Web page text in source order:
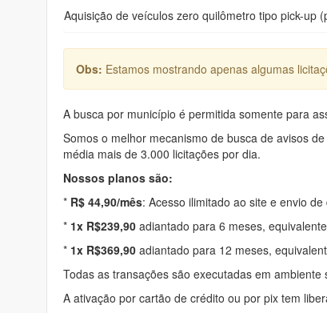
Aquisição de veículos zero quilômetro tipo pick-up
Obs: Estamos mostrando apenas algumas
A busca por município é permitida somente para
Somos o melhor mecanismo de busca de avisos
média mais de 3.000 licitações por dia.
Nossos planos são:
* R$ 44,90/mês: Acesso ilimitado ao site e envio
* 1x R$239,90 adiantado para 6 meses,
* 1x R$369,90 adiantado para 12 meses,
Todas as transações são executadas em
A ativação por cartão de crédito ou por pix tem